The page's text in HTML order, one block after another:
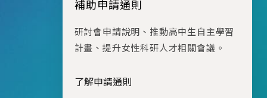
補助申請通則
研討會申請說明、推動高中生自主學習
計畫、提升女性科研人才相關會議。
了解申請通則